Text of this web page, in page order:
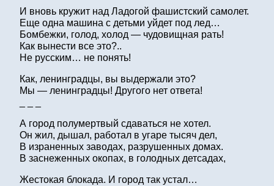
И вновь кружит над Ладогой фашистский самолет.
Еще одна машина с детьми уйдет под лед…
Бомбежки, голод, холод — чудовищная рать!
Как вынести все это?..
Не русским… не понять!
Как, ленинградцы, вы выдержали это?
Мы — ленинградцы! Другого нет ответа!
А город полумертвый сдаваться не хотел.
Он жил, дышал, работал в угаре тысяч дел,
В израненных заводах, разрушенных домах.
В заснеженных окопах, в голодных детсадах,
Жестокая блокада. И город так устал…